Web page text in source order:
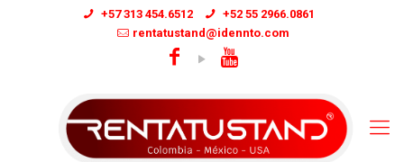
+57 313 454.6512
+52 55 2966.0861
rentatustand@idennto.com